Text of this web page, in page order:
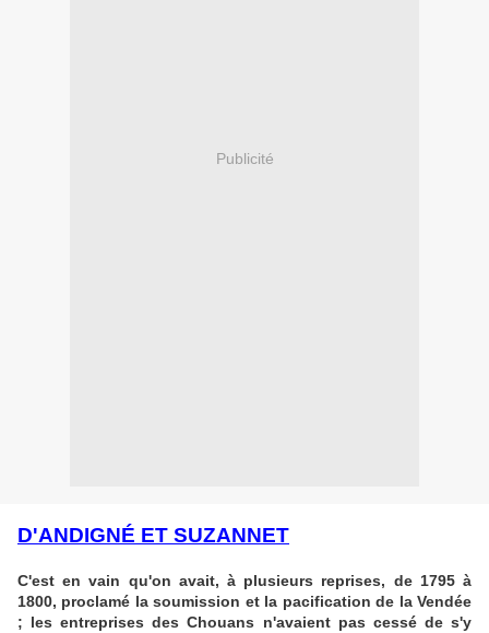
Publicité
D'ANDIGNÉ ET SUZANNET
C'est en vain qu'on avait, à plusieurs reprises, de 1795 à
1800, proclamé la soumission et la pacification de la Vendée
; les entreprises des Chouans n'avaient pas cessé de s'y